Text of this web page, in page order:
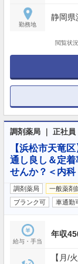
勤務地
静岡県
閲覧状況
調剤薬局 ｜ 正社員
【浜松市天竜
通し良し＆定
せんか？＜内科
調剤薬局 一般薬剤
ブランク可
車通勤
給与・手当
年収
【月/